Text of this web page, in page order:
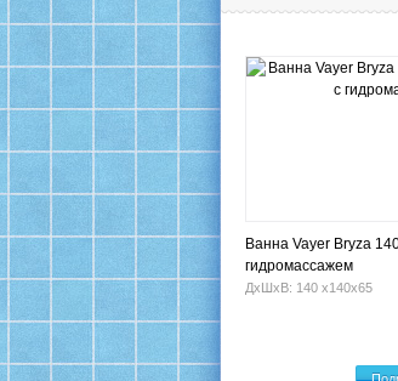
Ванна Vayer Bryza
гидромассажем
ДхШхВ: 140 х140х65